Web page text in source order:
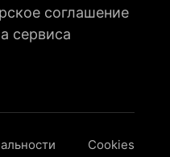
соглашение
сервиса
Cookies